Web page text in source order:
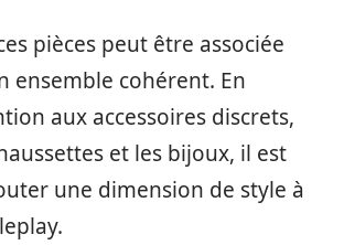
pièces peut être associée
ensemble cohérent. En
aux accessoires discrets,
et les bijoux, il est
une dimension de style à